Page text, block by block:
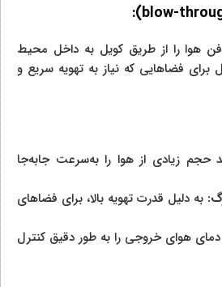
blow-
):
هوا را از طریق کویل به داخل محیط
فضاهایی که نیاز به تهویه سریع و
حجم زیادی از هوا را به‌سرعت جابه‌جا
به دلیل قدرت تهویه بالا، برای فضاهای
هوای خروجی را به طور دقیق کنترل